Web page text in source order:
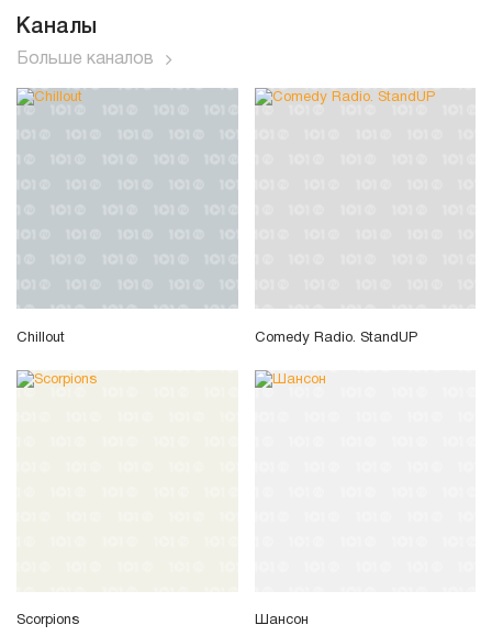
Каналы
Больше каналов
Chillout Comedy Radio. StandUP
Scorpions Шансон